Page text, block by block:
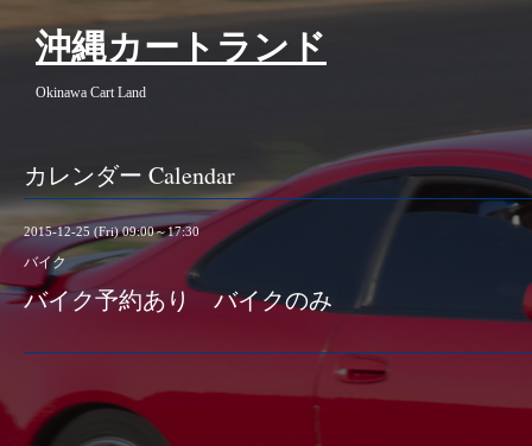
沖縄カートランド
Okinawa Cart Land
カレンダー Calendar
2015-12-25 (Fri) 09:00～17:30
バイク
バイク予約あり バイクのみ